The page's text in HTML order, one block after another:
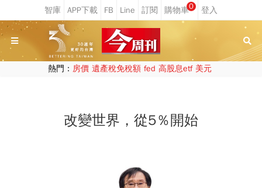
0
熱門： 房價 遺產稅免稅額 fed 高股息etf 美元
改變世界，從5％開始